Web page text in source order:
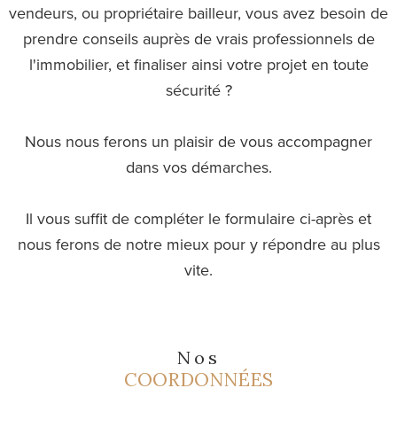
vendeurs, ou propriétaire bailleur, vous avez besoin de
prendre conseils auprès de vrais professionnels de
l'immobilier, et finaliser ainsi votre projet en toute
sécurité ?
Nous nous ferons un plaisir de vous accompagner
dans vos démarches.
Il vous suffit de compléter le formulaire ci-après et
nous ferons de notre mieux pour y répondre au plus
vite.
Nos
COORDONNÉES